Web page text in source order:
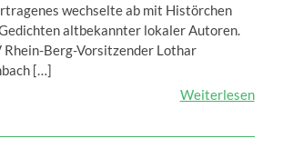
wechselte ab mit Histörchen
altbekannter lokaler Autoren.
Rhein-Berg-Vorsitzender Lothar
[…]
Weiterlesen